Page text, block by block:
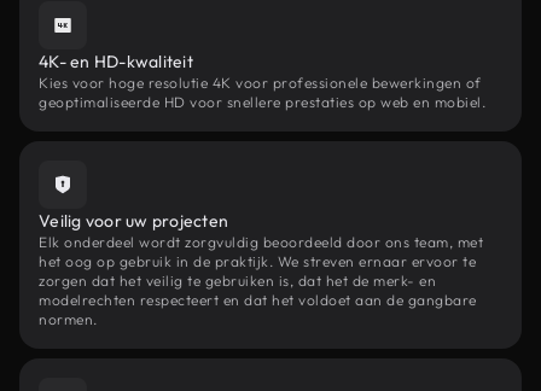
4K- en HD-kwaliteit
Kies voor hoge resolutie 4K voor professionele bewerkingen of
geoptimaliseerde HD voor snellere prestaties op web en mobiel.
Veilig voor uw projecten
Elk onderdeel wordt zorgvuldig beoordeeld door ons team, met
het oog op gebruik in de praktijk. We streven ernaar ervoor te
zorgen dat het veilig te gebruiken is, dat het de merk- en
modelrechten respecteert en dat het voldoet aan de gangbare
normen.